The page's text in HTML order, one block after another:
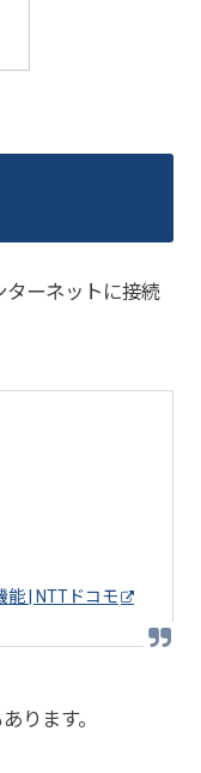
ターネットに接続
能 | NTTドコモ
ります。